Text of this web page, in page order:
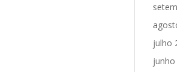
julho
junho